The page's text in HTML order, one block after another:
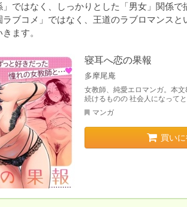
ではなく、しっかりとした「男女」関係で
ブコメ」ではなく、王道のラブロマンスと
ます。
寝耳へ恋の果報
多摩尾庵
女教師、純愛エロマンガ。本
続けるものの 社会人になって
マンガ
買いに